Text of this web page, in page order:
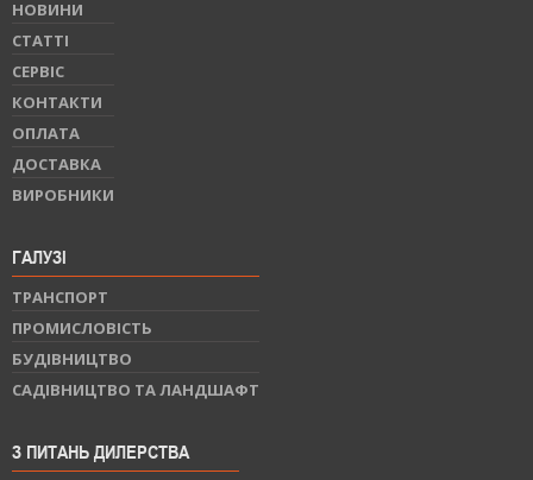
НОВИНИ
СТАТТI
СЕРВIС
КОНТАКТИ
ОПЛАТА
ДОСТАВКА
ВИРОБНИКИ
ГАЛУЗІ
ТРАНСПОРТ
ПРОМИСЛОВІСТЬ
БУДІВНИЦТВО
САДІВНИЦТВО ТА ЛАНДШАФТ
З ПИТАНЬ ДИЛЕРСТВА